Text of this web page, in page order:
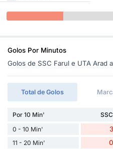
Golos Por Minutos
Golos de SSC Farul e UTA Arad
Total de Golos
Por 10 Min'
0 - 10 Min'
11 - 20 Min'